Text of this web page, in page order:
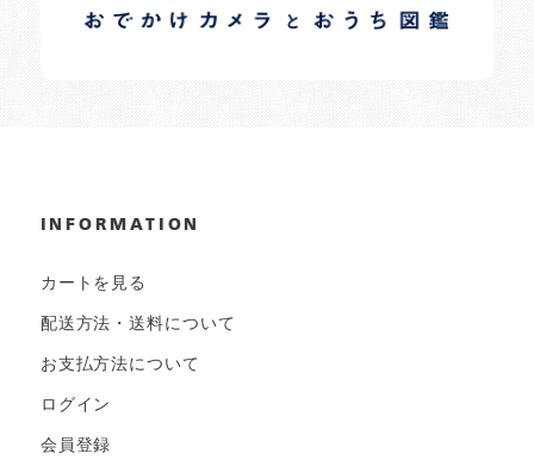
日常の様子など随時更新中です。
INFORMATION
カートを見る
配送方法・送料について
お支払方法について
ログイン
会員登録